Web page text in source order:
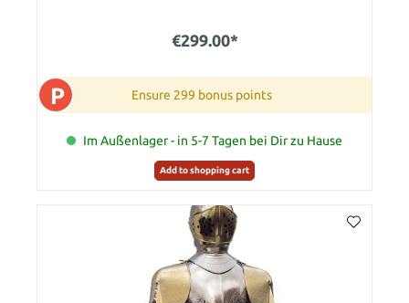
€299.00*
P Ensure 299 bonus points
Im Außenlager - in 5-7 Tagen bei Dir zu Hause
Add to shopping cart